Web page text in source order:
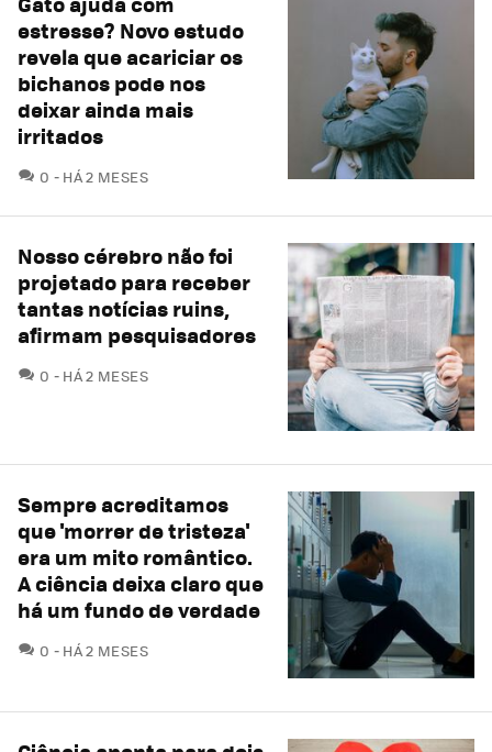
estresse? Novo estudo
revela que acariciar os
bichanos pode nos
deixar ainda mais
irritados
0 COMENTÁRIOS
HÁ 2 MESES
Nosso cérebro não foi
projetado para receber
tantas notícias ruins,
afirmam pesquisadores
0 COMENTÁRIOS
HÁ 2 MESES
Sempre acreditamos
que 'morrer de tristeza'
era um mito romântico.
A ciência deixa claro que
há um fundo de verdade
0 COMENTÁRIOS
HÁ 2 MESES